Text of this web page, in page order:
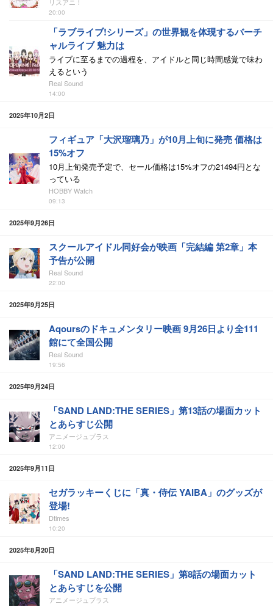
20:00
「ラブライブ!シリーズ」の世界観を体現するバーチ
ャルライブ 魅力は
ライブに至るまでの過程を、アイドルと同じ時間感覚で味わ
えるという
Real Sound
14:00
2025年10月2日
フィギュア「大沢瑠璃乃」が10月上旬に発売 価格は
15%オフ
10月上旬発売予定で、セール価格は15%オフの21494円とな
っている
HOBBY Watch
09:13
2025年9月26日
スクールアイドル同好会が映画「完結編 第2章」本
予告が公開
Real Sound
22:00
2025年9月25日
Aqoursのドキュメンタリー映画 9月26日より全111
館にて全国公開
Real Sound
19:56
2025年9月24日
「SAND LAND:THE SERIES」第13話の場面カット
とあらすじ公開
アニメージュプラス
12:00
2025年9月11日
セガラッキーくじに「真・侍伝 YAIBA」のグッズが
登場!
Dtimes
10:20
2025年8月20日
「SAND LAND:THE SERIES」第8話の場面カット
とあらすじを公開
アニメージュプラス